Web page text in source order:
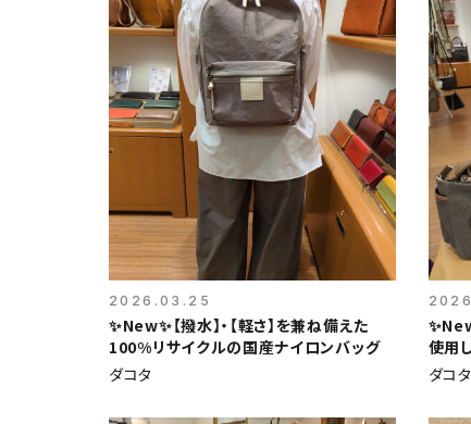
2026.03.25
✨New✨【撥水】・【軽さ】を兼ね備えた
100%リサイクルの国産ナイロンバッグ
ダコタ
使用
ダコタ